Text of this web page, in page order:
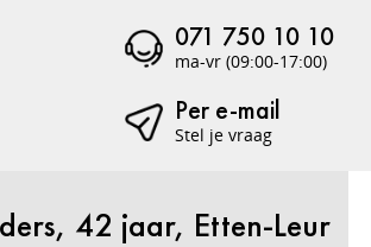
071 750 10 10
ma-vr (09:00-17:00)
Per e-mail
Stel je vraag
42 jaar, Etten-Leur